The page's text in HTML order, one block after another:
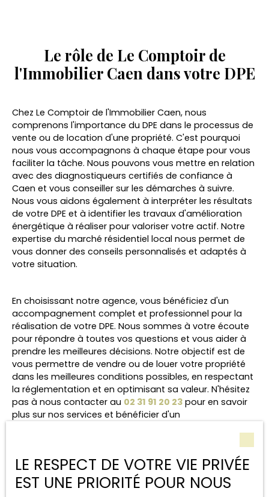
Le rôle de Le Comptoir de
l'Immobilier Caen dans votre DPE
Chez Le Comptoir de l'Immobilier Caen, nous
comprenons l'importance du DPE dans le processus de
vente ou de location d'une propriété. C'est pourquoi
nous vous accompagnons à chaque étape pour vous
faciliter la tâche. Nous pouvons vous mettre en relation
avec des diagnostiqueurs certifiés de confiance à
Caen et vous conseiller sur les démarches à suivre.
Nous vous aidons également à interpréter les résultats
de votre DPE et à identifier les travaux d'amélioration
énergétique à réaliser pour valoriser votre actif. Notre
expertise du marché résidentiel local nous permet de
vous donner des conseils personnalisés et adaptés à
votre situation.
En choisissant notre agence, vous bénéficiez d'un
accompagnement complet et professionnel pour la
réalisation de votre DPE. Nous sommes à votre écoute
pour répondre à toutes vos questions et vous aider à
prendre les meilleures décisions. Notre objectif est de
vous permettre de vendre ou de louer votre propriété
dans les meilleures conditions possibles, en respectant
la réglementation et en optimisant sa valeur. N'hésitez
pas à nous contacter au 02 31 91 20 23 pour en savoir
plus sur nos services et bénéficier d'un
Conclusion
LE RESPECT DE VOTRE VIE PRIVÉE
EST UNE PRIORITÉ POUR NOUS